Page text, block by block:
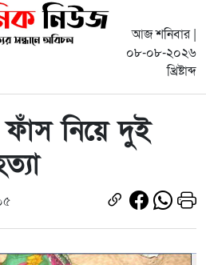
আজ শনিবার |
০৮-০৮-২০২৬
খ্রিষ্টাব্দ
নিয়ে দুই